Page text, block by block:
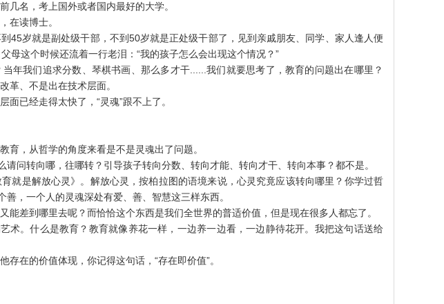
几名，考上国外或者国内最好的大学。
读博士。
岁就是副处级干部，不到50岁就是正处级干部了，见到亲戚朋友、同学、家人逢人便
母这个时候还流着一行老泪：“我的孩子怎么会出现这个情况？”
我们追求分数、琴棋书画、那么多才干......我们就要思考了，教育的问题出在哪里？
革、不是出在技术层面。
已经走得太快了，“灵魂”跟不上了。
，从哲学的角度来看是不是灵魂出了问题。
问转向哪，往哪转？引导孩子转向分数、转向才能、转向才干、转向本事？都不是。
是解放心灵》。解放心灵，按柏拉图的语境来说，心灵究竟应该转向哪里？你学过哲
，一个人的灵魂深处有爱、善、智慧这三样东西。
差到哪里去呢？而恰恰这个东西是我们全世界的普适价值，但是现在很多人都忘了。
。什么是教育？教育就像养花一样，一边养一边看，一边静待花开。我把这句话送给
在的价值体现，你记得这句话，“存在即价值”。